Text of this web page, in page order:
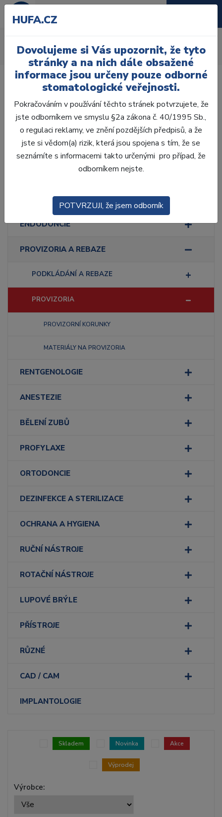
Úvod Ordinace Provizoria a rebaze Provizoria
Laboratoř
Ordinace
ENDODONCIE
PROVIZORIA A REBAZE
PODKLÁDÁNÍ A REBAZE
PROVIZORIA
PROVIZORNÍ KORUNKY
MATERIÁLY NA PROVIZORIA
RENTGENOLOGIE
ANESTEZIE
BĚLENÍ ZUBŮ
PROFYLAXE
ORTODONCIE
DEZINFEKCE A STERILIZACE
OCHRANA A HYGIENA
RUČNÍ NÁSTROJE
ROTAČNÍ NÁSTROJE
LUPOVÉ BRÝLE
PŘÍSTROJE
RŮZNÉ
CAD / CAM
IMPLANTOLOGIE
Výrobce:
Skladem Novinka Akce
Výprodej
HUFA.CZ
Dovolujeme si Vás upozornit, že tyto
stránky a na nich dále obsažené
informace jsou určeny pouze odborné
stomatologické veřejnosti.
Pokračováním v používání těchto stránek potvrzujete, že
jste odborníkem ve smyslu §2a zákona č. 40/1995 Sb.,
o regulaci reklamy, ve znění pozdějších předpisů, a že
jste si vědom(a) rizik, která jsou spojena s tím, že se
seznámíte s informacemi takto určenými pro případ, že
odborníkem nejste.
POTVRZUJI, že jsem odborník